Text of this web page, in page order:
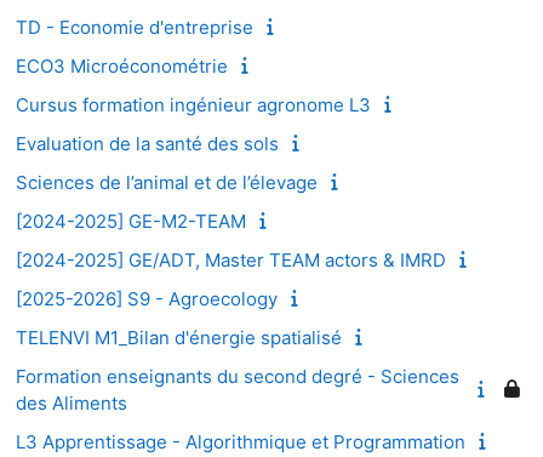
TD - Economie d'entreprise
ECO3 Microéconométrie
Cursus formation ingénieur agronome L3
Evaluation de la santé des sols
Sciences de l’animal et de l’élevage
[2024-2025] GE-M2-TEAM
[2024-2025] GE/ADT, Master TEAM actors & IMRD
[2025-2026] S9 - Agroecology
TELENVI M1_Bilan d'énergie spatialisé
Formation enseignants du second degré - Sciences
des Aliments
L3 Apprentissage - Algorithmique et Programmation